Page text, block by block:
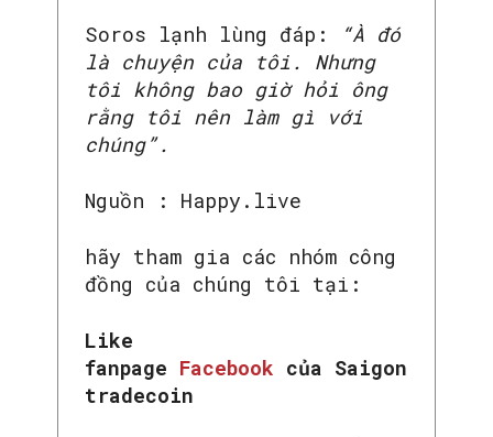
Soros lạnh lùng đáp:
“À đó
là chuyện của tôi. Nhưng
tôi không bao giờ hỏi ông
rằng tôi nên làm gì với
chúng”.
Nguồn : Happy.live
hãy tham gia các nhóm công
đồng của chúng tôi tại:
Like
fanpage Facebook của Saigon
tradecoin